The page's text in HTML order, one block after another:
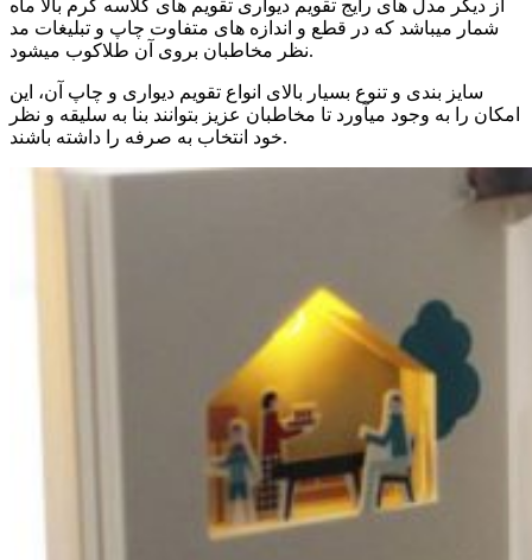
از دیگر مدل های رایج تقویم دیواری تقویم های گلاسه گرم بالا ماه
شمار میباشد که در قطع و اندازه های متفاوت چاپ و تبلیغات مد
نظر مخاطبان بروی آن طلاکوب میشود.
سایز بندی و تنوع بسیار بالای انواع تقویم دیواری و چاپ آن، این
امکان را به وجود میآورد تا مخاطبان عزیز بتوانند بنا به سلیقه و نظر
خود انتخاب به صرفه را داشته باشند.